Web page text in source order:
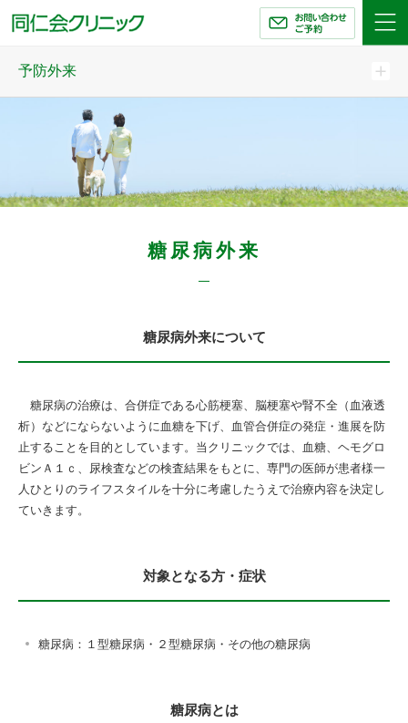
予防外来
糖尿病外来
糖尿病外来について
糖尿病の治療は、合併症である心筋梗塞、脳梗塞や腎不全（血液透
析）などにならないように血糖を下げ、血管合併症の発症・進展を防
止することを目的としています。当クリニックでは、血糖、ヘモグロ
ビンＡ１ｃ、尿検査などの検査結果をもとに、専門の医師が患者様一
人ひとりのライフスタイルを十分に考慮したうえで治療内容を決定し
ていきます。
対象となる方・症状
糖尿病：１型糖尿病・２型糖尿病・その他の糖尿病
糖尿病とは